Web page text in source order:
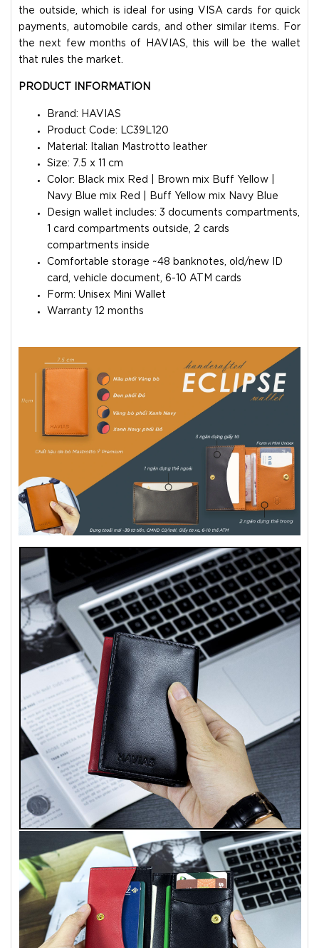
the outside, which is ideal for using VISA cards for quick
payments, automobile cards, and other similar items. For
the next few months of HAVIAS, this will be the wallet
that rules the market.
PRODUCT INFORMATION
Brand: HAVIAS
Product Code: LC39L120
Material: Italian Mastrotto leather
Size: 7.5 x 11 cm
Color: Black mix Red | Brown mix Buff Yellow |
Navy Blue mix Red | Buff Yellow mix Navy Blue
Design wallet includes: 3 documents compartments,
1 card compartments outside, 2 cards
compartments inside
Comfortable storage ~48 banknotes, old/new ID
card, vehicle document, 6-10 ATM cards
Form: Unisex Mini Wallet
Warranty 12 months